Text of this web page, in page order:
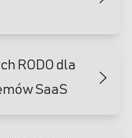
RODO dla
SaaS